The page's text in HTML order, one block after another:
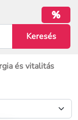
%
és vitalitás